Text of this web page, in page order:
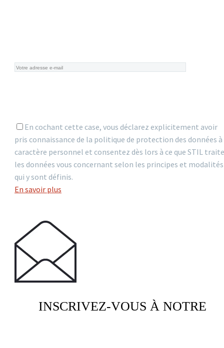
En cochant cette case, vous déclarez explicitement avoir
pris connaissance de la politique de protection des données à
caractère personnel et consentez dès lors à ce que STIL traite
les données vous concernant selon les principes et modalités
qui y sont définis.
En savoir plus
INSCRIVEZ-VOUS À NOTRE